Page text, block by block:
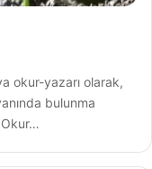
okur-yazarı olarak,
bulunma